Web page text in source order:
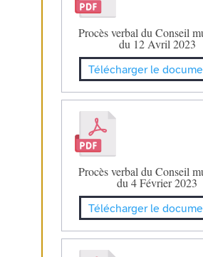
Procès verbal du Conseil
du 12 Avril 2023
Télécharger le
Procès verbal du Conseil
du 4 Février 2023
Télécharger le